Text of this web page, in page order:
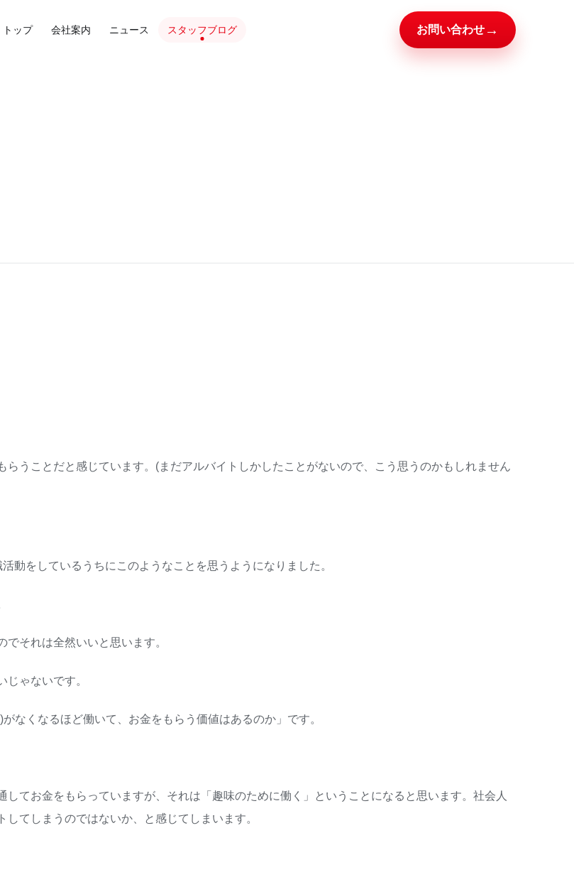
トップ 会社案内 ニュース スタッフブログ お問い合わせ →
うことだと感じています。(まだアルバイトしかしたことがないので、こう思うのかもしれません
動をしているうちにこのようなことを思うようになりました。
それは全然いいと思います。
ゃないです。
なくなるほど働いて、お金をもらう価値はあるのか」です。
てお金をもらっていますが、それは「趣味のために働く」ということになると思います。社会人
てしまうのではないか、と感じてしまいます。